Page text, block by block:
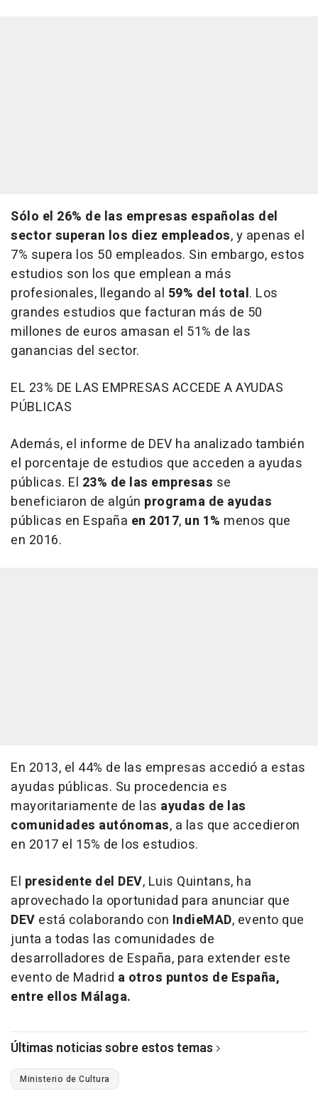
Sólo el 26% de las empresas españolas del
sector superan los diez empleados, y apenas el
7% supera los 50 empleados. Sin embargo, estos
estudios son los que emplean a más
profesionales, llegando al 59% del total. Los
grandes estudios que facturan más de 50
millones de euros amasan el 51% de las
ganancias del sector.
EL 23% DE LAS EMPRESAS ACCEDE A AYUDAS
PÚBLICAS
Además, el informe de DEV ha analizado también
el porcentaje de estudios que acceden a ayudas
públicas. El 23% de las empresas se
beneficiaron de algún programa de ayudas
públicas en España en 2017, un 1% menos que
en 2016.
En 2013, el 44% de las empresas accedió a estas
ayudas públicas. Su procedencia es
mayoritariamente de las ayudas de las
comunidades autónomas, a las que accedieron
en 2017 el 15% de los estudios.
El presidente del DEV, Luis Quintans, ha
aprovechado la oportunidad para anunciar que
DEV está colaborando con IndieMAD, evento que
junta a todas las comunidades de
desarrolladores de España, para extender este
evento de Madrid a otros puntos de España,
entre ellos Málaga.
Últimas noticias sobre estos temas
Ministerio de Cultura